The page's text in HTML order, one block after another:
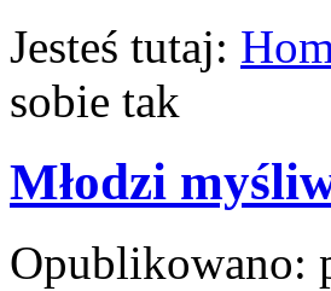
Jesteś tutaj:
sobie tak
Młodzi
Opublikowano: